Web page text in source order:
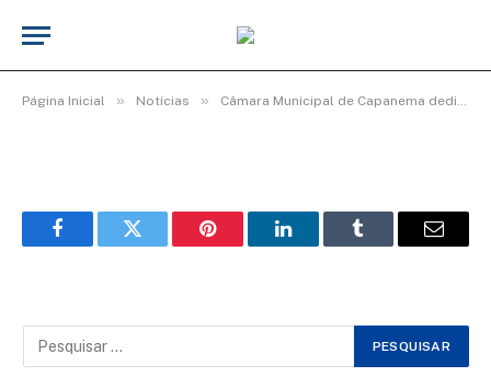
Página Inicial » Notícias » Câmara Municipal de Capanema dedica manhã de homenagens e afeto às mães capanemenses
c46128a24653
FacebookTwitter Pinterest LinkedInTumblr Email